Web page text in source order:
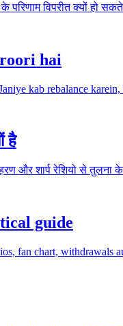
के परिणाम विपरीत क्यों हो
hai
kab rebalance
है
और शार्प रेशियो से
guide
fan chart, withdrawals